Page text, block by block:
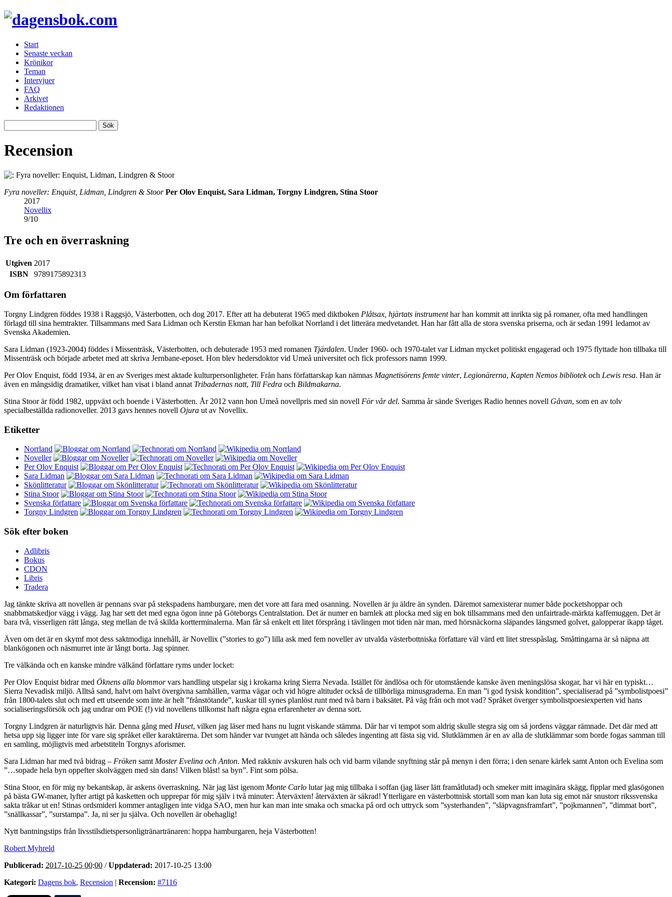
Start
Senaste veckan
Krönikor
Teman
Intervjuer
FAQ
Arkivet
Redaktionen
Recension
Fyra noveller: Enquist, Lidman, Lindgren & Stoor Per Olov Enquist, Sara Lidman, Torgny Lindgren, Stina Stoor
2017
Novellix
9/10
Tre och en överraskning
Utgiven 2017
ISBN
9789175892313
Om författaren
Torgny Lindgren föddes 1938 i Raggsjö, Västerbotten, och dog 2017. Efter att ha debuterat 1965 med diktboken Plåtsax, hjärtats instrumenthar han kommit att inrikta sig på romaner, ofta med handlingen
förlagd till sina hemtrakter. Tillsammans med Sara Lidman och Kerstin Ekman har han befolkat Norrland i det litterära medvetandet. Han har fått alla de stora svenska priserna, och är sedan 1991 ledamot av
Svenska Akademien.
Sara Lidman (1923-2004) föddes i Missenträsk, Västerbotten, och debuterade 1953 med romanen Tjärdalen. Under 1960- och 1970-talet var Lidman mycket politiskt engagerad och 1975 flyttade hon tillbaka till
Missenträsk och började arbetet med att skriva Jernbane-eposet. Hon blev hedersdoktor vid Umeå universitet och fick professors namn 1999.
Per Olov Enquist, född 1934, är en av Sveriges mest aktade kulturpersonligheter. Från hans författarskap kan nämnas Magnetisörens femte vinter, Legionärerna, Kapten Nemos bibliotekoch Lewis resa. Han är
även en mångsidig dramatiker, vilket han visat i bland annat Tribadernas natt, Till Fedra och Bildmakarna.
Stina Stoor är född 1982, uppväxt och boende i Västerbotten. År 2012 vann hon Umeå novellpris med sin novell För vår del. Samma år sände Sveriges Radio hennes novell Gåvan, som en av tolv
specialbeställda radionoveller. 2013 gavs hennes novell Ojura ut av Novellix.
Etiketter
Norrland
Noveller
Per Olov Enquist
Sara Lidman
Skönlitteratur
Stina Stoor
Svenska författare
Torgny Lindgren
Sök efter boken
Adlibris
Bokus
CDON
Libris
Tradera
Jag tänkte skriva att novellen är pennans svar på stekspadens hamburgare, men det vore att fara med osanning. Novellen är ju äldre än synden. Däremot samexisterar numer både pocketshoppar och
snabbmatskedjor vägg i vägg. Jag har sett det med egna ögon inne på Göteborgs Centralstation. Det är numer en barnlek att plocka med sig en bok tillsammans med den unfairtrade-märkta kaffemuggen. Det är
bara två, visserligen rätt långa, steg mellan de två skilda kortterminalerna. Man får så enkelt ett litet försprång i tävlingen mot tiden när man, med hörsnäckorna släpandes längsmed golvet, galopperar ikapp tåget.
Även om det är en skymf mot dess saktmodiga innehåll, är Novellix (”stories to go”) lilla ask med fem noveller av utvalda västerbottniska författare väl värd ett litet stresspåslag. Småttingarna är så näpna att
blankögonen och näsmurret inte är långt borta. Jag spinner.
Tre välkända och en kanske mindre välkänd författare ryms under locket:
Per Olov Enquist bidrar med Öknens alla blommorvars handling utspelar sig i krokarna kring Sierra Nevada. Istället för ändlösa och för utomstående kanske även meningslösa skogar, har vi här en typiskt…
Sierra Nevadisk miljö. Alltså sand, halvt om halvt övergivna samhällen, varma vägar och vid högre altituder också de tillbörliga minusgraderna. En man ”i god fysisk kondition”, specialiserad på ”symbolistpoesi”
från 1800-talets slut och med ett utseende som inte är helt ”frånstötande”, kuskar till synes planlöst runt med två barn i baksätet. På väg från och mot vad? Språket överger symbolistpoesiexperten vid hans
socialiseringsförsök och jag undrar om POE (!) vid novellens tillkomst haft några egna erfarenheter av denna sort.
Torgny Lindgren är naturligtvis här. Denna gång med Huset, vilken jag läser med hans nu lugnt viskande stämma. Där har vi tempot som aldrig skulle stegra sig om så jordens väggar rämnade. Det där med att
hetsa upp sig ligger inte för vare sig språket eller karaktärerna. Det som händer var tvunget att hända och således ingenting att fästa sig vid. Slutklämmen är en av alla de slutklämmar som borde fogas samman till
en samling, möjligtvis med arbetstiteln Torgnys aforismer.
Sara Lidman har med två bidrag – Fröken samt Moster Evelina och Anton. Med rakkniv avskuren hals och vid barm vilande snyftning står på menyn i den förra; i den senare kärlek samt Anton och Evelina som
”…sopade hela byn oppefter skolväggen med sin dans! Vilken blåst! sa byn”. Fint som pölsa.
Stina Stoor, en för mig ny bekantskap, är askens överraskning. När jag läst igenom Monte Carlo lutar jag mig tillbaka i soffan (jag läser lätt framåtlutad) och smeker mitt imaginära skägg, fipplar med glasögonen
på bästa GW-maner, lyfter artigt på kasketten och upprepar för mig själv i två minuter: Återväxten! återväxten är säkrad! Ytterligare en västerbottnisk stortall som man kan luta sig emot när snustorr rikssvenska
sakta tråkar ut en! Stinas ordsmideri kommer antagligen inte vidga SAO, men hur kan man inte smaka och smacka på ord och uttryck som ”systerhanden”, ”släpvagnsframfart”, ”pojkmannen”, ”dimmat bort”,
”snällkassar”, ”surstampa”. Ja, ni ser ju själva. Och novellen är obehaglig!
Nytt bantningstips från livsstilsdietspersonligtränartränaren: hoppa hamburgaren, heja Västerbotten!
Robert Myhreld
Publicerad: 2017-10-25 00:00 /Uppdaterad: 2017-10-25 13:00
Kategori: Dagens bok, Recension | Recension: #7116